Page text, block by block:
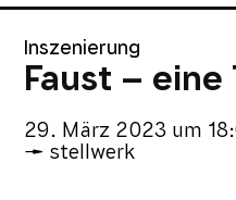
Inszenierung
Faust – eine
29. März 2023 um
stellwerk